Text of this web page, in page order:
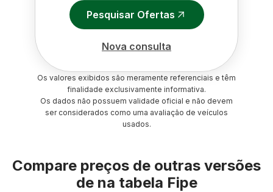
Pesquisar Ofertas
Nova consulta
Os valores exibidos são meramente referenciais e têm
finalidade exclusivamente informativa.
Os dados não possuem validade oficial e não devem
ser considerados como uma avaliação de veículos
usados.
Compare preços de outras versões
de na tabela Fipe